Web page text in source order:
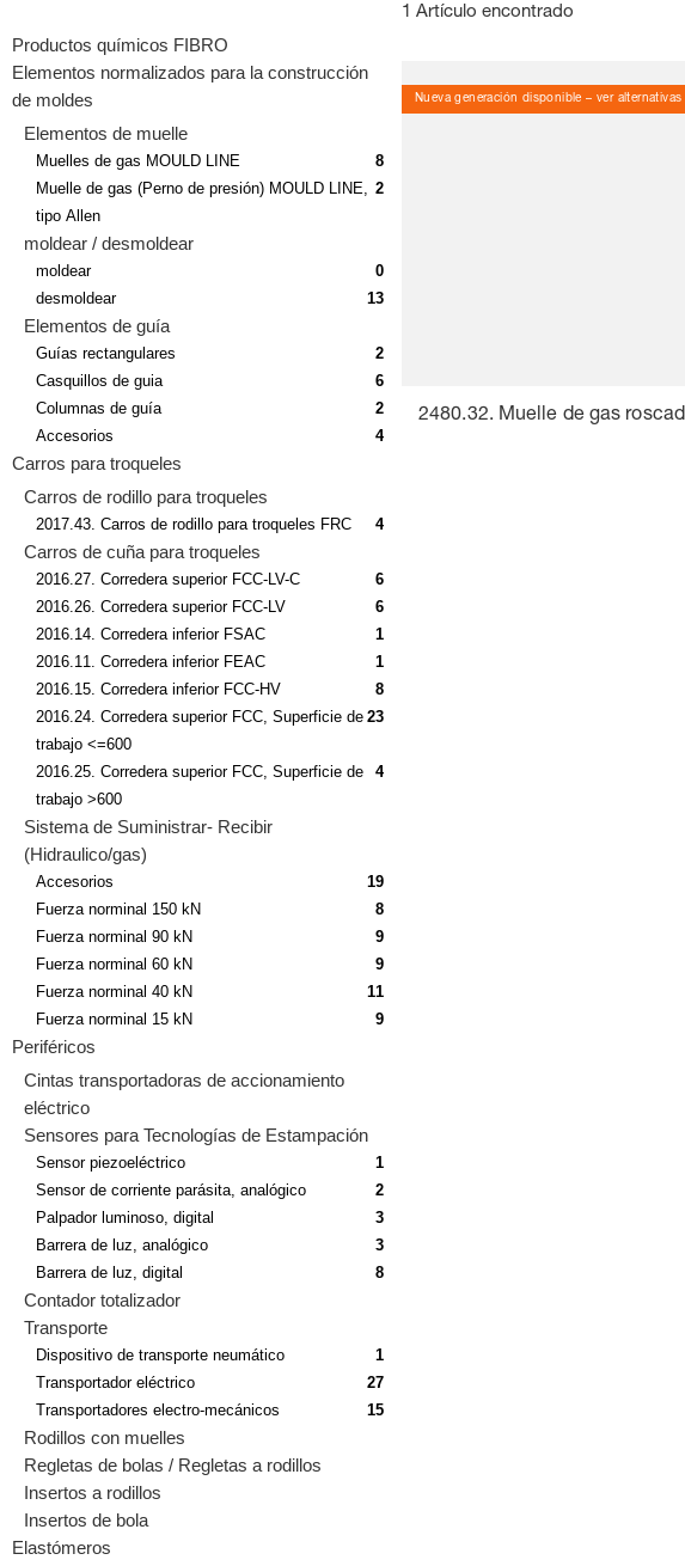
Productos químicos FIBRO
Elementos normalizados para la construcción
de moldes
Elementos de muelle
Muelles de gas MOULD LINE
8
Muelle de gas (Perno de presión) MOULD LINE,
tipo Allen
2
moldear / desmoldear
moldear
0
desmoldear
13
Elementos de guía
Guías rectangulares
2
Casquillos de guia
6
Columnas de guía
2
Accesorios
4
Carros para troqueles
Carros de rodillo para troqueles
2017.43. Carros de rodillo para troqueles FRC 4
Carros de cuña para troqueles
2016.27. Corredera superior FCC-LV-C
6
2016.26. Corredera superior FCC-LV
6
2016.14. Corredera inferior FSAC
1
2016.11. Corredera inferior FEAC
1
2016.15. Corredera inferior FCC-HV
8
2016.24. Corredera superior FCC, Superficie de
trabajo <=600
23
2016.25. Corredera superior FCC, Superficie de
trabajo >600
4
Sistema de Suministrar- Recibir
(Hidraulico/gas)
Accesorios
19
Fuerza norminal 150 kN
8
Fuerza norminal 90 kN
9
Fuerza norminal 60 kN
9
Fuerza norminal 40 kN
11
Fuerza norminal 15 kN
9
Periféricos
Cintas transportadoras de accionamiento
eléctrico
Sensores para Tecnologías de Estampación
Sensor piezoeléctrico
1
Sensor de corriente parásita, analógico
2
Palpador luminoso, digital
3
Barrera de luz, analógico
3
Barrera de luz, digital
8
Contador totalizador
Transporte
Dispositivo de transporte neumático
1
Transportador eléctrico
27
Transportadores electro-mecánicos
15
Rodillos con muelles
Regletas de bolas / Regletas a rodillos
Insertos a rodillos
Insertos de bola
Elastómeros
1 Artículo encontrado
Nueva generación disponible – ver
2480.32. Muelle de gas